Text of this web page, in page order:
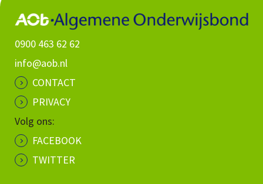
0900 463 62 62
info@aob.nl
CONTACT
PRIVACY
Volg ons:
FACEBOOK
TWITTER